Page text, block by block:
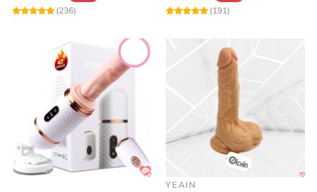
(236)
(191)
YEAIN